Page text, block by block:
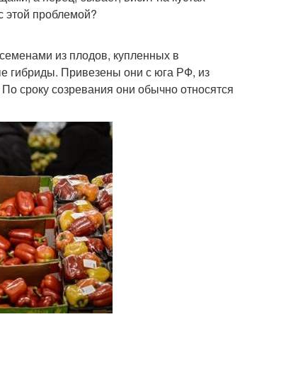
этой проблемой?
из плодов, купленных в
гибриды. Привезены они с юга РФ, из
сроку созревания они обычно относятся